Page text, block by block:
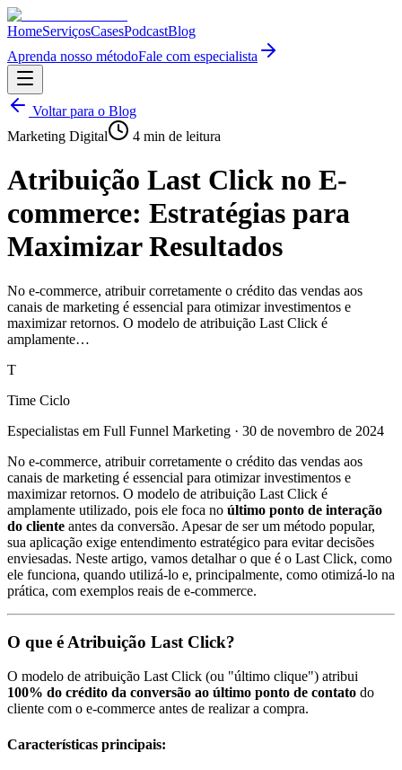
HomeServiçosCasesPodcastBlog
Aprenda nosso métodoFale com especialista
Voltar para o Blog
Marketing Digital
4 min de leitura
Atribuição Last Click no E-
commerce: Estratégias para
Maximizar Resultados
No e-commerce, atribuir corretamente o crédito das vendas aos
canais de marketing é essencial para otimizar investimentos e
maximizar retornos. O modelo de atribuição Last Click é
amplamente…
T
Time Ciclo
Especialistas em Full Funnel Marketing · 30 de novembro de 2024
No e-commerce, atribuir corretamente o crédito das vendas aos
canais de marketing é essencial para otimizar investimentos e
maximizar retornos. O modelo de atribuição Last Click é
amplamente utilizado, pois ele foca no último ponto de interação
do cliente antes da conversão. Apesar de ser um método popular,
sua aplicação exige entendimento estratégico para evitar decisões
enviesadas. Neste artigo, vamos detalhar o que é o Last Click, como
ele funciona, quando utilizá-lo e, principalmente, como otimizá-lo na
prática, com exemplos reais de e-commerce.
O que é Atribuição Last Click?
O modelo de atribuição Last Click (ou "último clique") atribui
100% do crédito da conversão ao último ponto de contato do
cliente com o e-commerce antes de realizar a compra.
Características principais: